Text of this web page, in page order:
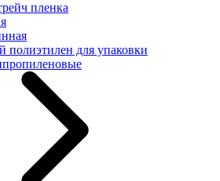
пленка
полиэтилен для упаковки